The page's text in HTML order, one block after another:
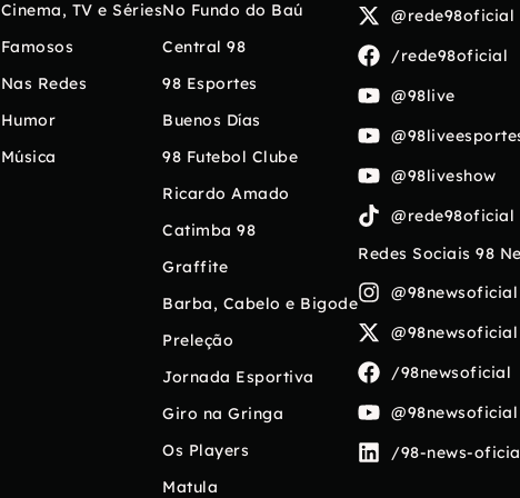
Cinema, TV e Séries
Famosos
Nas Redes
Humor
Música
No Fundo do Baú
Central 98
98 Esportes
Buenos Días
98 Futebol Clube
Ricardo Amado
Catimba 98
Graffite
Barba, Cabelo e Bigode
Preleção
Jornada Esportiva
Giro na Gringa
Os Players
Matula
@rede98oficial
/rede98oficial
@98live
@98liveshow
@rede98oficial
Redes Sociais 98
@98newsoficial
@98newsoficial
/98newsoficial
@98newsoficial
/98-news-